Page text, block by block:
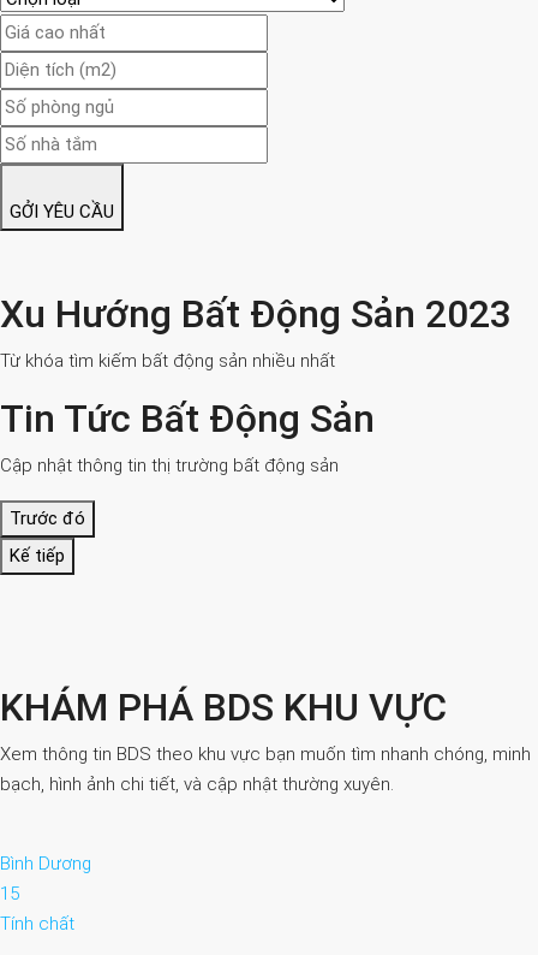
GỞI YÊU CẦU
Xu Hướng Bất Động Sản 2023
Từ khóa tìm kiếm bất động sản nhiều nhất
Tin Tức Bất Động Sản
Cập nhật thông tin thị trường bất động sản
Trước đó
Kế tiếp
KHÁM PHÁ BDS KHU VỰC
Xem thông tin BDS theo khu vực bạn muốn tìm nhanh chóng, minh
bạch, hình ảnh chi tiết, và cập nhật thường xuyên.
Bình Dương
15
Tính chất